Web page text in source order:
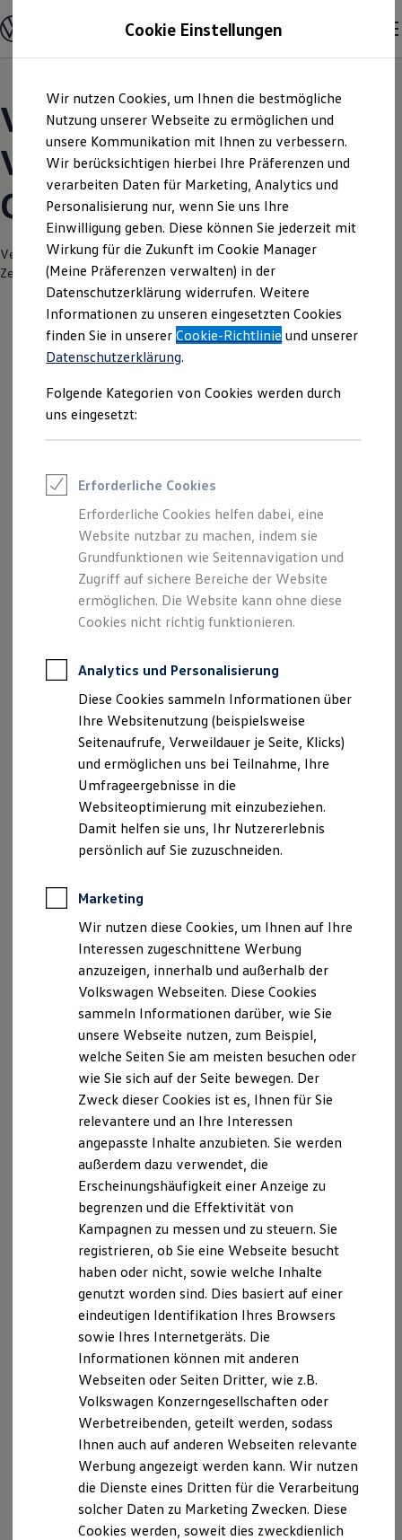
Hauptinhalt
springen
Footer
springen
Modelle und Konfigurator
Konfigurator
Modelle vergleichen
Elektroautos
ENERGY Sondermodelle
Nutzfahrzeuge
SUV und CUV
Familienautos
Kombis
Kompaktwagen
Sportwagen
Schnell verfügbare Fahrzeuge
Angebote und Produkte
Aktuelle Angebote
E-Auto-Förderung
Volkswagen Marktplatz
Die ENERGY Sondermodelle
Junge Gebrauchtwagen und Gebrauchtwagen
Volkswagen Zertifizierte Gebrauchtwagen
Elektromobilität bei Gebrauchtwagen
Saisonangebote
Reifenpakete
Leasing
Leasing-Angebote
Elektroauto Leasing
Kleinwagen-Leasing
Leasing ohne Anzahlung
Finanzierung
Autokredit mit Schlussrate
Versicherungen und Garantien
Kfz-Versicherung
Restschuldversicherungen
Garantien
Professional Class bei Volkswagen
Behörden
Direktkunden
Sonderfahrzeuge
Anpfiff zum Gewinn
Elektromobilität
Elektroautos
ID. Tutorials
Elektrofahrzeugkonzepte
ID. EVERY1
Reichweite
Rekuperation
Laden unterwegs
Laden Zuhause
Ladestationen finden
Ladezeitensimulator
Batterie
Sicherheit
Nachhaltigkeit
Technologie
Kosten und Kauf
Kaufoptionen
E-Auto-Förderung
Software und Konnektivität
Die ID. Software 6
ID. Software Versionen und Updates
Digitale Extras
Schnittstellen zu Ihrem ID.
Hybridautos
Marke und Erlebnis
Volkswagen R und R Experience
R-Modelle
R Experience
Driving Experience
Volkswagen entdecken
Werkbesichtigung
Lifestyle Shop
T-Roc Kollektion
Golf Kollektion
ID. Kollektion
Volkswagen Kollektion
R-Kollektion
GTI Kollektion
Fußball Drop
we drive football
#wedriveproud
Besitzer und Service
Volkswagen Modelle |
Volkswagen Zentrum
Oldenburg
Verantwortlich für die Inhalte auf dieser Seite ist die Volkswagen
Zentrum Oldenburg GmbH(Impressum & Rechtliches
Der Polo
Kompakt, wendig und voller Möglichkeiten.
Entdecken Sie den Polo.
Der neue ID.3 Neo
So geht neu. Klar im Design. Stark im Alltag.
Entdecken Sie jetzt den neuen ID.3 Neo!
Mehr zum ID.3 Neo erfahren
Der T-Cross
Wendig, flexibel, vielseitig. Entdecken Sie den
T‑Cross.
Mehr zum T-Cross erfahren
Cookie Einstellungen
Wir nutzen Cookies, um Ihnen die bestmögliche
Nutzung unserer Webseite zu ermöglichen und
unsere Kommunikation mit Ihnen zu verbessern.
Wir berücksichtigen hierbei Ihre Präferenzen und
verarbeiten Daten für Marketing, Analytics und
Personalisierung nur, wenn Sie uns Ihre
Einwilligung geben. Diese können Sie jederzeit mit
Wirkung für die Zukunft im Cookie Manager
(Meine Präferenzen verwalten) in der
Datenschutzerklärung widerrufen. Weitere
Informationen zu unseren eingesetzten Cookies
finden Sie in unsererCookie-Richtlinie und unserer
Datenschutzerklärung.
Folgende Kategorien von Cookies werden durch
uns eingesetzt:
Erforderliche Cookies
Erforderliche Cookies helfen dabei, eine
Website nutzbar zu machen, indem sie
Grundfunktionen wie Seitennavigation und
Zugriff auf sichere Bereiche der Website
ermöglichen. Die Website kann ohne diese
Cookies nicht richtig funktionieren.
Analytics und Personalisierung
Diese Cookies sammeln Informationen über
Ihre Websitenutzung (beispielsweise
Seitenaufrufe, Verweildauer je Seite, Klicks)
und ermöglichen uns bei Teilnahme, Ihre
Umfrageergebnisse in die
Websiteoptimierung mit einzubeziehen.
Damit helfen sie uns, Ihr Nutzererlebnis
persönlich auf Sie zuzuschneiden.
Marketing
Wir nutzen diese Cookies, um Ihnen auf Ihre
Interessen zugeschnittene Werbung
anzuzeigen, innerhalb und außerhalb der
Volkswagen Webseiten. Diese Cookies
sammeln Informationen darüber, wie Sie
unsere Webseite nutzen, zum Beispiel,
welche Seiten Sie am meisten besuchen oder
wie Sie sich auf der Seite bewegen. Der
Zweck dieser Cookies ist es, Ihnen für Sie
relevantere und an Ihre Interessen
angepasste Inhalte anzubieten. Sie werden
außerdem dazu verwendet, die
Erscheinungshäufigkeit einer Anzeige zu
begrenzen und die Effektivität von
Kampagnen zu messen und zu steuern. Sie
registrieren, ob Sie eine Webseite besucht
haben oder nicht, sowie welche Inhalte
genutzt worden sind. Dies basiert auf einer
eindeutigen Identifikation Ihres Browsers
sowie Ihres Internetgeräts. Die
Informationen können mit anderen
Webseiten oder Seiten Dritter, wie z.B.
Volkswagen Konzerngesellschaften oder
Werbetreibenden, geteilt werden, sodass
Ihnen auch auf anderen Webseiten relevante
Werbung angezeigt werden kann. Wir nutzen
die Dienste eines Dritten für die Verarbeitung
solcher Daten zu Marketing Zwecken. Diese
Cookies werden, soweit dies zweckdienlich